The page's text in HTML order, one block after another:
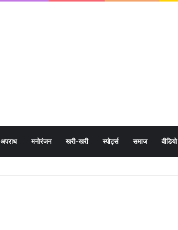
अपराध मनोरंजन खरी-खरी स्पोर्ट्स समाज वीडियो